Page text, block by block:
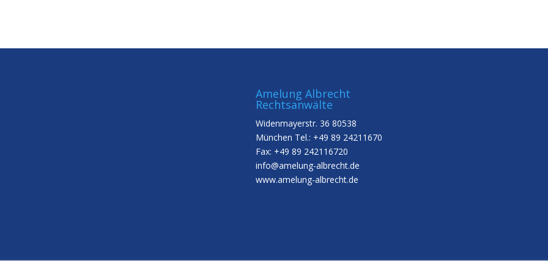
Amelung Albrecht
Rechtsanwälte
Widenmayerstr. 36 80538
München Tel.: +49 89 24211670
Fax: +49 89 242116720
info@amelung-albrecht.de
www.amelung-albrecht.de